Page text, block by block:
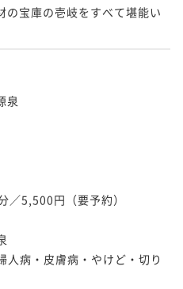
の宝庫の壱岐をすべて堪能い
源泉
／5,500円（要予約）
人病・皮膚病・やけど・切り